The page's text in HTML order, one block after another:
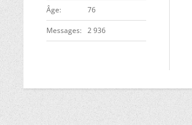
ge 76
Messages 2 936